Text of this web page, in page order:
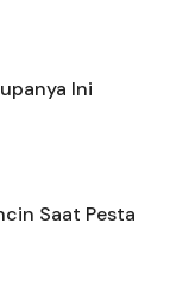
Ini
Saat Pesta